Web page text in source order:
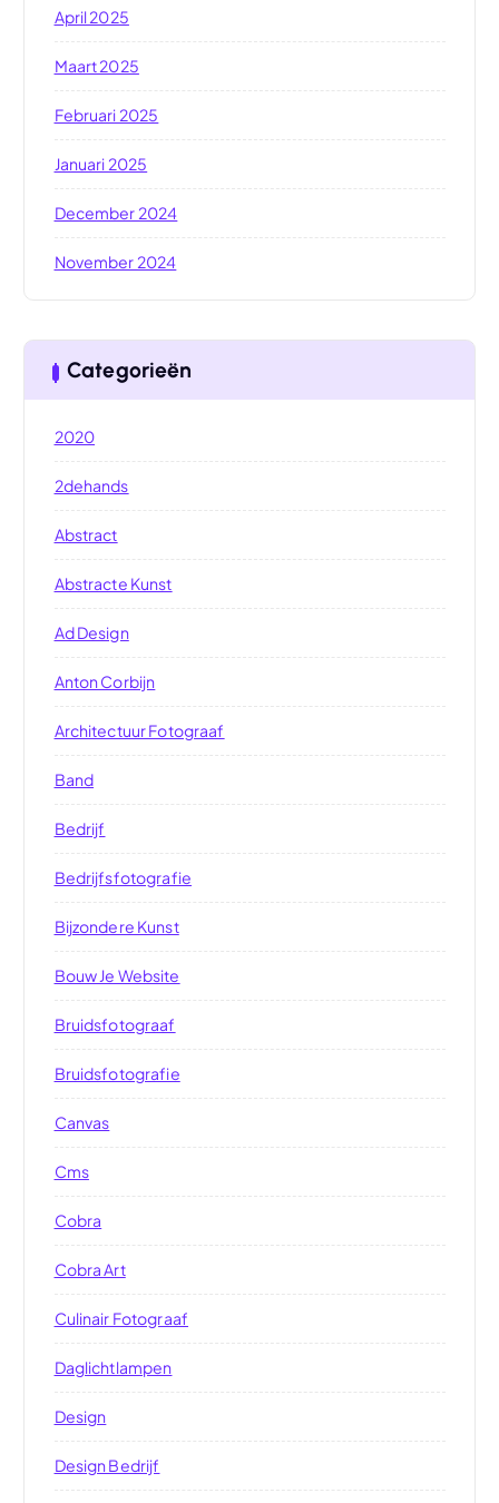
April 2025
Maart 2025
Februari 2025
Januari 2025
December 2024
November 2024
Categorieën
2020
2dehands
Abstract
Abstracte Kunst
Ad Design
Anton Corbijn
Architectuur Fotograaf
Band
Bedrijf
Bedrijfsfotografie
Bijzondere Kunst
Bouw Je Website
Bruidsfotograaf
Bruidsfotografie
Canvas
Cms
Cobra
Cobra Art
Culinair Fotograaf
Daglichtlampen
Design
Design Bedrijf